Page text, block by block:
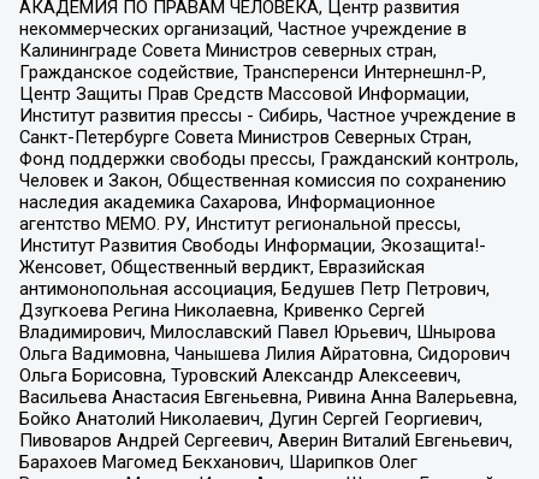
АКАДЕМИЯ ПО ПРАВАМ ЧЕЛОВЕКА, Центр развития
некоммерческих организаций, Частное учреждение в
Калининграде Совета Министров северных стран,
Гражданское содействие, Трансперенси Интернешнл-Р,
Центр Защиты Прав Средств Массовой Информации,
Институт развития прессы - Сибирь, Частное учреждение в
Санкт-Петербурге Совета Министров Северных Стран,
Фонд поддержки свободы прессы, Гражданский контроль,
Человек и Закон, Общественная комиссия по сохранению
наследия академика Сахарова, Информационное
агентство МЕМО. РУ, Институт региональной прессы,
Институт Развития Свободы Информации, Экозащита!-
Женсовет, Общественный вердикт, Евразийская
антимонопольная ассоциация, Бедушев Петр Петрович,
Дзугкоева Регина Николаевна, Кривенко Сергей
Владимирович, Милославский Павел Юрьевич, Шнырова
Ольга Вадимовна, Чанышева Лилия Айратовна, Сидорович
Ольга Борисовна, Туровский Александр Алексеевич,
Васильева Анастасия Евгеньевна, Ривина Анна Валерьевна,
Бойко Анатолий Николаевич, Дугин Сергей Георгиевич,
Пивоваров Андрей Сергеевич, Аверин Виталий Евгеньевич,
Барахоев Магомед Бекханович, Шарипков Олег